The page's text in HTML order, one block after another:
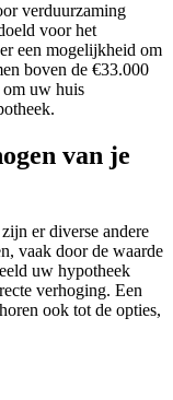
verduurzaming
voor het
een mogelijkheid om
boven de €33.000
om uw huis
van je
er diverse andere
vaak door de waarde
uw hypotheek
verhoging. Een
ook tot de opties,